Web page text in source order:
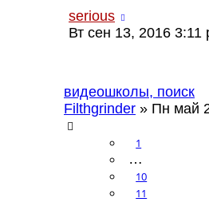
serious
Вт сен 13, 2016 3:11
видеошколы, поиск
Filthgrinder » Пн май
1
…
10
11